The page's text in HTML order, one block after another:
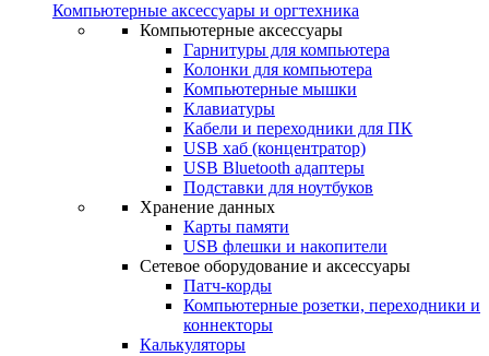
Компьютерные аксессуары и оргтехника
Компьютерные аксессуары
Гарнитуры для компьютера
Колонки для компьютера
Компьютерные мышки
Клавиатуры
Кабели и переходники для ПК
USB хаб (концентратор)
USB Bluetooth адаптеры
Подставки для ноутбуков
Хранение данных
Карты памяти
USB флешки и накопители
Сетевое оборудование и аксессуары
Патч-корды
Компьютерные розетки, переходники и
коннекторы
Калькуляторы